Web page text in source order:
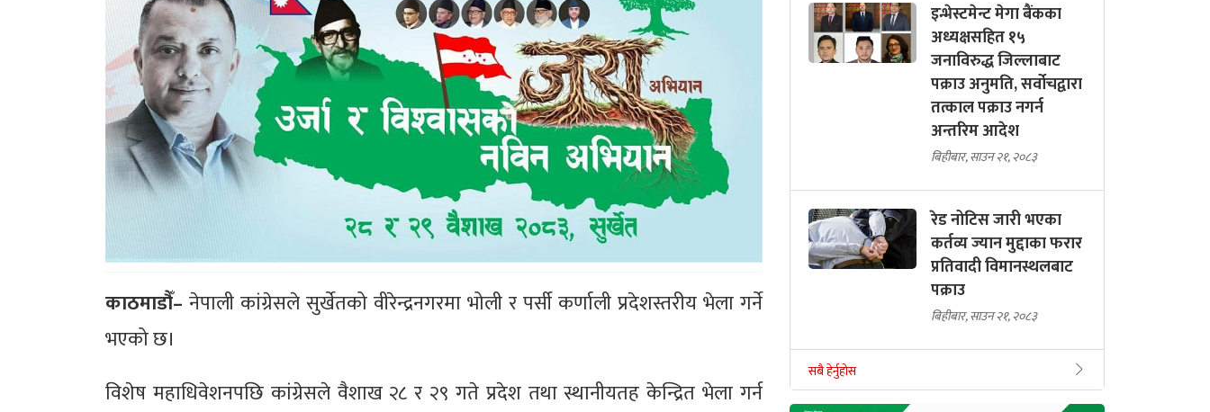
काठमाडौँ– नेपाली कांग्रेसले सुर्खेतको वीरेन्द्रनगरमा भोली र पर्सी कर्णाली प्रदेशस्तरीय भेला गर्ने
भएको छ।
विशेष महाधिवेशनपछि कांग्रेसले वैशाख २८ र २९ गते प्रदेश तथा स्थानीयतह केन्द्रित भेला गर्न
इन्भेस्टमेन्ट मेगा बैंकका
अध्यक्षसहित १५
जनाविरुद्ध जिल्लाबाट
पक्राउ अनुमति, सर्वोचद्वारा
तत्काल पक्राउ नगर्न
अन्तरिम आदेश
बिहीबार, साउन २१, २०८३
रेड नोटिस जारी भएका
कर्तव्य ज्यान मुद्दाका फरार
प्रतिवादी विमानस्थलबाट
पक्राउ
बिहीबार, साउन २१, २०८३
सबै हेर्नुहोस